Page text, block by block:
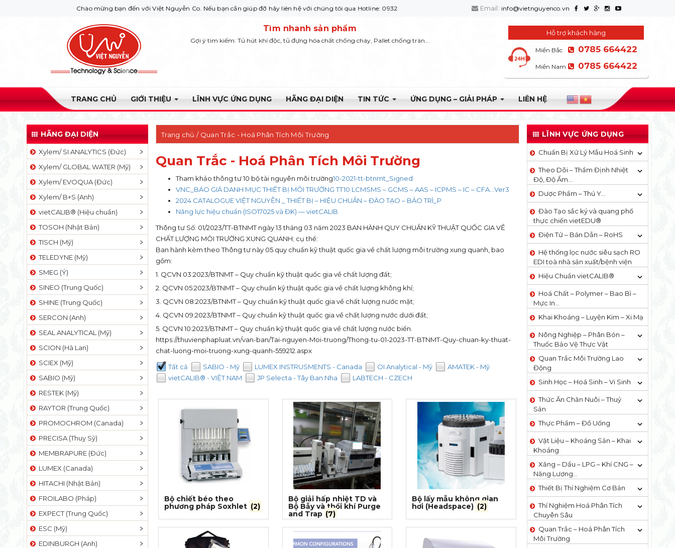
Chào mừng bạn đến với Việt Nguyễn Co. Nếu bạn cần giúp đỡ hãy liên hệ với chúng tôi qua Hotline: 0932 664422 Email: info@vietnguyenco.vn
Tìm nhanh sản phẩm
Gợi ý tìm kiếm: Tủ hút khí độc, tủ đựng hóa chất chống cháy, Pallet chống tràn...
Hỗ trợ khách hàng
Miền Bắc 0785 664422
Miền Nam 0785 664422
TRANG CHỦ GIỚI THIỆU LĨNH VỰC ỨNG DỤNG HÃNG ĐẠI DIỆN TIN TỨC ỨNG DỤNG – GIẢI PHÁP LIÊN HỆ
HÃNG ĐẠI DIỆN
Xylem/ SI ANALYTICS (Đức)
Xylem/ GLOBAL WATER (Mỹ)
Xylem/ EVOQUA (Đức)
Xylem/ B+S (Anh)
vietCALIB® (Hiệu chuẩn)
TOSOH (Nhật Bản)
TISCH (Mỹ)
TELEDYNE (Mỹ)
SMEG (Ý)
SINEO (Trung Quốc)
SHINE (Trung Quốc)
SERCON (Anh)
SEAL ANALYTICAL (Mỹ)
SCION (Hà Lan)
SCIEX (Mỹ)
SABIO (Mỹ)
RESTEK (Mỹ)
RAYTOR (Trung Quốc)
PROMOCHROM (Canada)
PRECISA (Thuỵ Sỹ)
MEMBRAPURE (Đức)
LUMEX (Canada)
HITACHI (Nhật Bản)
FROILABO (Pháp)
EXPECT (Trung Quốc)
ESC (Mỹ)
EDINBURGH (Anh)
Trang chủ / Quan Trắc - Hoá Phân Tích Môi Trường
Quan Trắc - Hoá Phân Tích Môi Trường
Tham khảo thông tư 10 bộ tài nguyên môi trường10-2021-tt-btnmt_Signed
VNC_BÁO GIÁ DANH MỤC THIẾT BỊ MÔI TRƯỜNG TT10 LCMSMS – GCMS – AAS – ICPMS – IC – CFA…Ver3
2024 CATALOGUE VIỆT NGUYỄN _ THIẾT BỊ – HIỆU CHUẨN – ĐÀO TẠO – BẢO TRÌ_P
Năng lực hiệu chuẩn (ISO17025 và ĐK) — vietCALIB
Thông tư Số: 01/2023/TT-BTNMT ngày 13 tháng 03 năm 2023 BAN HÀNH QUY CHUẨN KỸ THUẬT QUỐC GIA VỀ
CHẤT LƯỢNG MÔI TRƯỜNG XUNG QUANH; cụ thể:
Ban hành kèm theo Thông tư này 05 quy chuẩn kỹ thuật quốc gia về chất lượng môi trường xung quanh, bao
gồm:
1. QCVN 03:2023/BTNMT – Quy chuẩn kỹ thuật quốc gia về chất lượng đất;
2. QCVN 05:2023/BTNMT – Quy chuẩn kỹ thuật quốc gia về chất lượng không khí;
3. QCVN 08:2023/BTNMT – Quy chuẩn kỹ thuật quốc gia về chất lượng nước mặt;
4. QCVN 09:2023/BTNMT – Quy chuẩn kỹ thuật quốc gia về chất lượng nước dưới đất;
5. QCVN 10:2023/BTNMT – Quy chuẩn kỹ thuật quốc gia về chất lượng nước biển.
https://thuvienphapluat.vn/van-ban/Tai-nguyen-Moi-truong/Thong-tu-01-2023-TT-BTNMT-Quy-chuan-ky-thuat-
chat-luong-moi-truong-xung-quanh-559212.aspx
Tất cả
SABIO - Mỹ LUMEX INSTRUSMENTS - Canada OI Analytical - Mỹ
AMATEK - Mỹ
vietCALIB® - VIỆT NAM
JP Selecta - Tây Ban Nha LABTECH - CZECH
Bộ chiết béo theo
phương pháp Soxhlet (2)
Bộ giải hấp nhiệt TD và
Bộ Bẫy và thổi khí Purge
and Trap (7)
Bộ lấy mẫu không gian
hơi (Headspace) (2)
LĨNH VỰC ỨNG DỤNG
Chuẩn Bị Xử Lý Mẫu Hoá Sinh
Theo Dõi – Thẩm Định Nhiệt
Độ, Độ Ẩm…
Dược Phẩm – Thú Y…
Đào Tạo sắc ký và quang phổ
thực chiến vietEDU®
Điện Tử – Bán Dẫn – RoHS
Hệ thống lọc nước siêu sạch RO
EDI​​ toà nhà sản xuất/bệnh viện
Hiệu Chuẩn vietCALIB®
Hoá Chất – Polymer – Bao Bì –
Mực In…
Khai Khoáng – Luyện Kim – Xi Mạ
Nông Nghiệp – Phân Bón –
Thuốc Bảo Vệ Thực Vật
Quan Trắc Môi Trường Lao
Động
Sinh Học – Hoá Sinh – Vi Sinh
Thức Ăn Chăn Nuôi – Thuỷ
Sản
Thực Phẩm – Đồ Uống
Vật Liệu – Khoáng Sản – Khai
Khoáng
Xăng – Dầu – LPG – Khí CNG –
Năng Lượng…
Thiết Bị Thí Nghiệm Cơ Bản
Thí Nghiệm Hoá Phân Tích
Chuyên Sâu
Quan Trắc – Hoá Phân Tích
Môi Trường